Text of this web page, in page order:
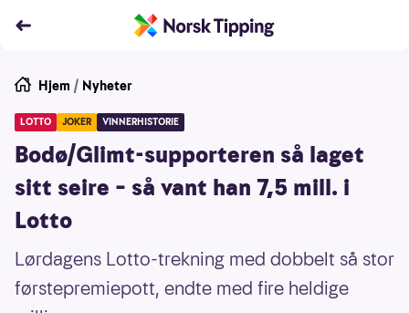
Hjem / Nyheter
LOTTO JOKER VINNERHISTORIE
Bodø/Glimt-supporteren så laget
sitt seire – så vant han 7,5 mill. i
Lotto
Lørdagens Lotto-trekning med dobbelt så stor
førstepremiepott, endte med fire heldige